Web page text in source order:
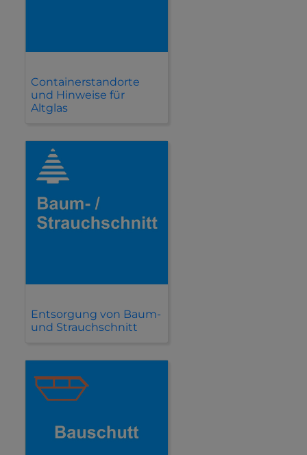
Containerstandorte
und Hinweise für
Altglas
Entsorgung von Baum-
und Strauchschnitt